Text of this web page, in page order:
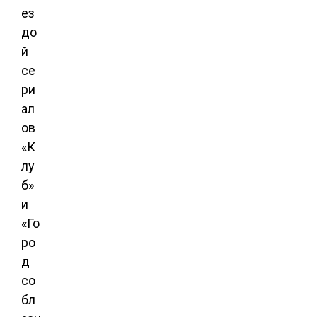
ез
до
й
се
ри
ал
ов
«К
лу
б»
и
«Го
ро
д
со
бл